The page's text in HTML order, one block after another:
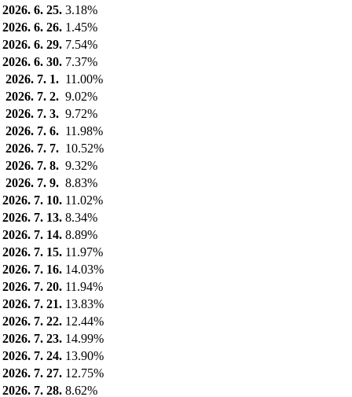
2026. 6. 25. 3.18%
2026. 6. 26. 1.45%
2026. 6. 29. 7.54%
2026. 6. 30. 7.37%
2026. 7. 1. 11.00%
2026. 7. 2. 9.02%
2026. 7. 3. 9.72%
2026. 7. 6. 11.98%
2026. 7. 7. 10.52%
2026. 7. 8. 9.32%
2026. 7. 9. 8.83%
2026. 7. 10. 11.02%
2026. 7. 13. 8.34%
2026. 7. 14. 8.89%
2026. 7. 15. 11.97%
2026. 7. 16. 14.03%
2026. 7. 20. 11.94%
2026. 7. 21. 13.83%
2026. 7. 22. 12.44%
2026. 7. 23. 14.99%
2026. 7. 24. 13.90%
2026. 7. 27. 12.75%
2026. 7. 28. 8.62%